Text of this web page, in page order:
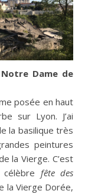
Notre Dame de
posée en haut
sur Lyon. J’ai
la basilique très
peintures
la Vierge. C’est
fête des
la Vierge Dorée,